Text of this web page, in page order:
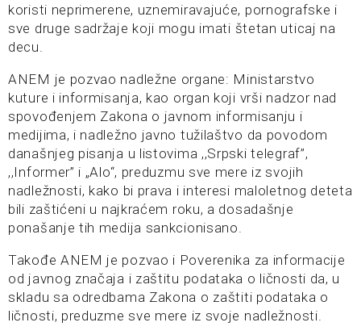
koristi neprimerene, uznemiravajuće, pornografske i
sve druge sadržaje koji mogu imati štetan uticaj na
decu.
ANEM je pozvao nadležne organe: Ministarstvo
kuture i informisanja, kao organ koji vrši nadzor nad
spovođenjem Zakona o javnom informisanju i
medijima, i nadležno javno tužilaštvo da povodom
današnjeg pisanja u listovima ,,Srpski telegraf”,
,,Informer” i „Alo“, preduzmu sve mere iz svojih
nadležnosti, kako bi prava i interesi maloletnog deteta
bili zaštićeni u najkraćem roku, a dosadašnje
ponašanje tih medija sankcionisano.
Takođe ANEM je pozvao i Poverenika za informacije
od javnog značaja i zaštitu podataka o ličnosti da, u
skladu sa odredbama Zakona o zaštiti podataka o
ličnosti, preduzme sve mere iz svoje nadležnosti.